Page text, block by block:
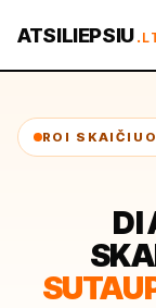
ATSILIEPSIU
ROI
DI